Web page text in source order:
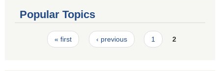
Popular Topics
Pages« first ‹ previous 1 2